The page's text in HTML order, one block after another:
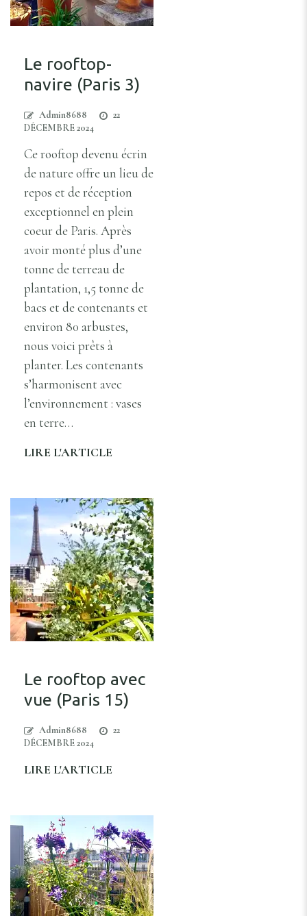
Le rooftop-
navire (Paris 3)
Admin8688
22
DÉCEMBRE 2024
Ce rooftop devenu écrin
de nature offre un lieu de
repos et de réception
exceptionnel en plein
coeur de Paris. Après
avoir monté plus d’une
tonne de terreau de
plantation, 1,5 tonne de
bacs et de contenants et
environ 80 arbustes,
nous voici prêts à
planter. Les contenants
s’harmonisent avec
l’environnement : vases
en terre…
LIRE L'ARTICLE
Le rooftop avec
vue (Paris 15)
Admin8688
22
DÉCEMBRE 2024
LIRE L'ARTICLE